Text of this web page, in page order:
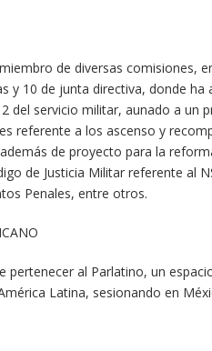
de diversas comisiones,
y 10 de junta directiva, donde
del servicio militar, aunado a un
referente a los ascenso y
de proyecto para la
de Justicia Militar referente al
Penales, entre otros.
pertenecer al Parlatino, un
Latina, sesionando en